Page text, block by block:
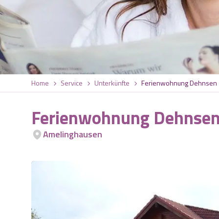
Home Service Unterkünfte Ferienwohnung Dehnsen
Ferienwohnung
Amelinghausen